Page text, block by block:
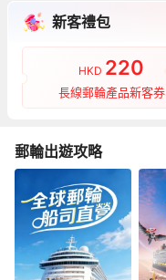
新客禮包
HKD 220
長線郵輪產品新客券
郵輪出遊攻略